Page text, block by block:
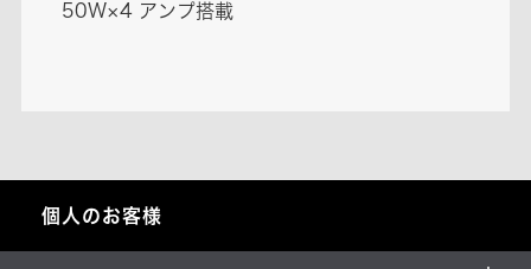
50W×4 アンプ搭載
個人のお客様